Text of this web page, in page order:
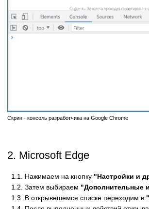
Скрин - консоль разработчика на Google Chrome
2. Microsoft Edge
1.1. Нажимаем на кнопку "Настройки и
1.2. Затем выбираем "Дополнительные
1.3. В открывешемся списке переходим в